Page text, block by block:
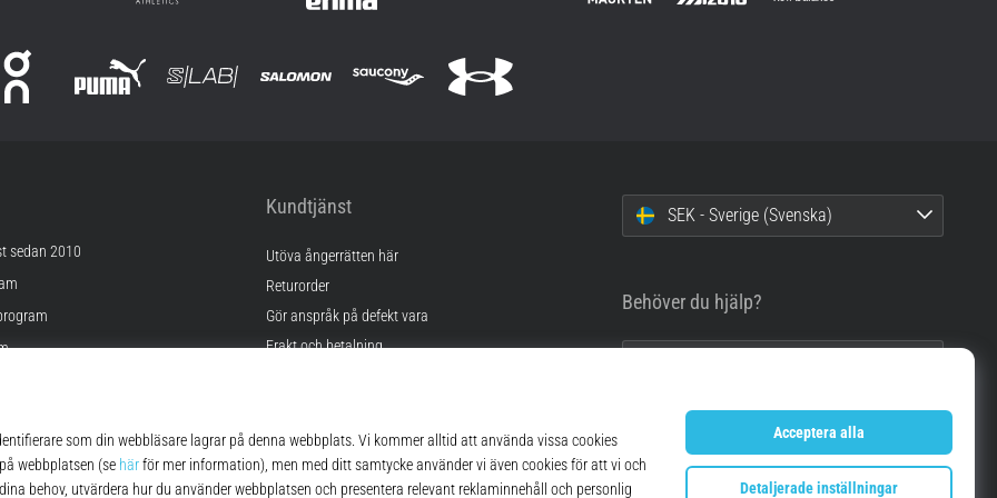
sedan 2010
Kundtjänst
Utöva ångerrätten här
Returorder
Gör anspråk på defekt vara
Frakt och betalning
FAQ
Sekretesspolicy
SEK - Sverige (Svenska)
Behöver du hjälp?